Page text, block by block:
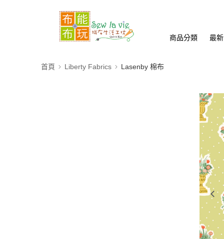
商品分類 最
首頁 Liberty Fabrics Lasenby 棉布